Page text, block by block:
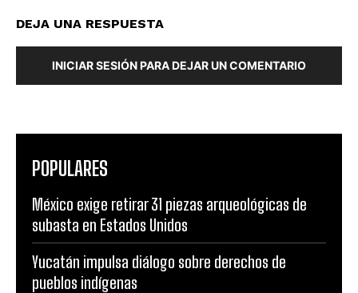
DEJA UNA RESPUESTA
INICIAR SESIÓN PARA DEJAR UN COMENTARIO
POPULARES
México exige retirar 31 piezas arqueológicas de
subasta en Estados Unidos
Yucatán impulsa diálogo sobre derechos de
pueblos indígenas